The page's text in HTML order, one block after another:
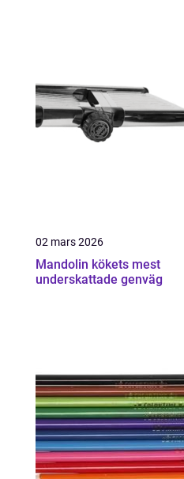
02 mars 2026
Mandolin kökets mest
underskattade genväg